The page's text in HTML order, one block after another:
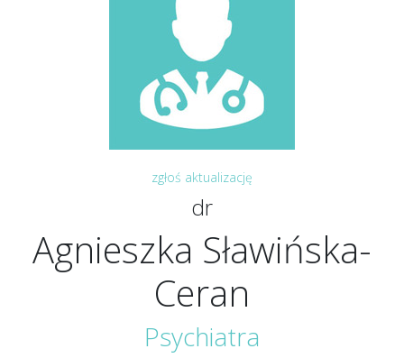
zgłoś aktualizację
dr
Agnieszka Sławińska-
Ceran
Psychiatra